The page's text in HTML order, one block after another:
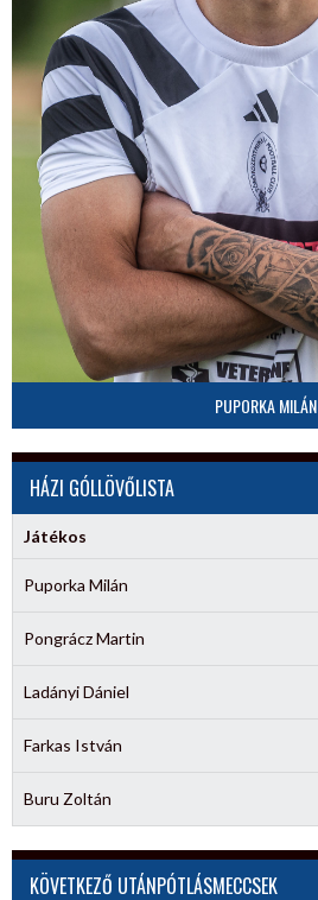
PUPORKA MILÁN
HÁZI GÓLLÖVŐLISTA
Játékos
Puporka Milán
Pongrácz Martin
Ladányi Dániel
Farkas István
Buru Zoltán
KÖVETKEZŐ UTÁNPÓTLÁSMECCSEK